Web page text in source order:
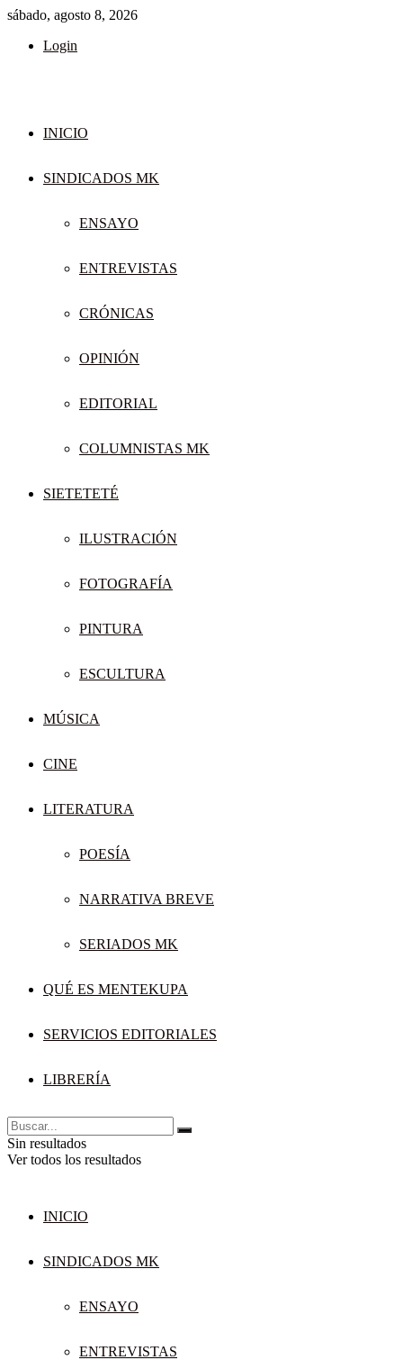
sábado, agosto 8, 2026
Login
INICIO
SINDICADOS MK
ENSAYO
ENTREVISTAS
CRÓNICAS
OPINIÓN
EDITORIAL
COLUMNISTAS MK
SIETETETÉ
ILUSTRACIÓN
FOTOGRAFÍA
PINTURA
ESCULTURA
MÚSICA
CINE
LITERATURA
POESÍA
NARRATIVA BREVE
SERIADOS MK
QUÉ ES MENTEKUPA
SERVICIOS EDITORIALES
LIBRERÍA
Sin resultados
Ver todos los resultados
INICIO
SINDICADOS MK
ENSAYO
ENTREVISTAS